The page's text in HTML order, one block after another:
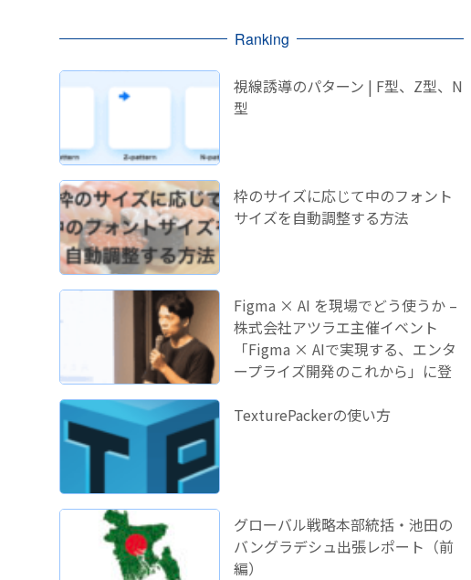
Ranking
視線誘導のパターン | F型、Z型、N
型
枠のサイズに応じて中のフォント
サイズを自動調整する方法
Figma × AI を現場でどう使うか –
株式会社アツラエ主催イベント
「Figma × AIで実現する、エンタ
ープライズ開発のこれから」に登
TexturePackerの使い方
グローバル戦略本部統括・池田の
バングラデシュ出張レポート（前
編）